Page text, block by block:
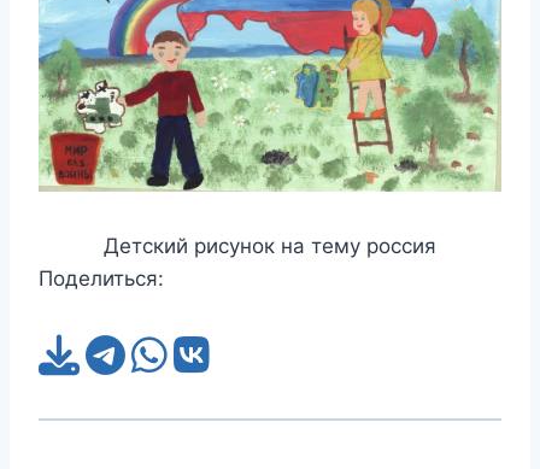
Детский рисунок на тему россия
Поделиться: